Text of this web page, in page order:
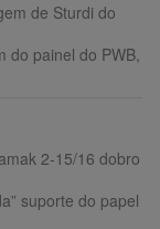
de Sturdi do
do painel do PWB,
2-15/16 dobro
suporte do papel